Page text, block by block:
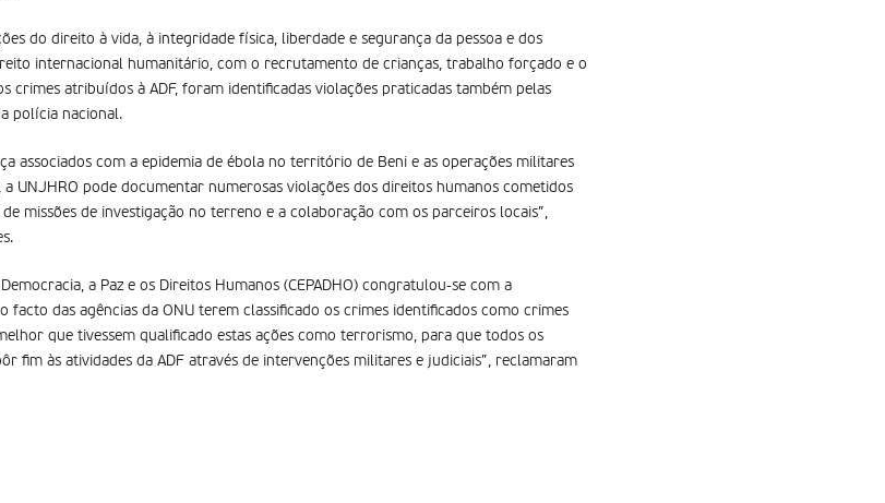
do direito à vida, à integridade física, liberdade e segurança da pessoa e dos
internacional humanitário, com o recrutamento de crianças, trabalho forçado e o
crimes atribuídos à ADF, foram identificadas violações praticadas também pelas
polícia nacional.
associados com a epidemia de ébola no território de Beni e as operações militares
UNJHRO pode documentar numerosas violações dos direitos humanos cometidos
missões de investigação no terreno e a colaboração com os parceiros locais”,
a Paz e os Direitos Humanos (CEPADHO) congratulou-se com a
facto das agências da ONU terem classificado os crimes identificados como crimes
que tivessem qualificado estas ações como terrorismo, para que todos os
fim às atividades da ADF através de intervenções militares e judiciais”, reclamaram